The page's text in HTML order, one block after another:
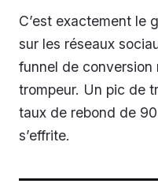
C’est exactement le
sur les réseaux
funnel de conversion
trompeur. Un pic de
taux de rebond de
s’effrite.